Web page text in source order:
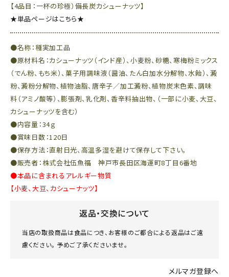
【4品目：一杯の珍極）備長炭カシューナッツ】
★単品ページはこちら★
●名称：種実加工品
●原材料名：カシューナッツ（インド産）、小麦粉、砂糖、寒梅粉ミックス
（でん粉、もち米）、菓子用調味液（醤油、たん白加水分解物、水飴）、澱
粉、澱粉分解物、植物油脂、唐辛子／加工澱粉、植物炭末色素、調味
料（アミノ酸等）、膨張剤、乳化剤、香辛料抽出物、（一部に小麦、大豆、
カシューナッツを含む）
●内容量：34ｇ
●賞味日数：120日
●保存方法：直射日光、高温多湿を避けて保存して下さい。
●販売者：株式会社伍魚福 神戸市長田区海運町8丁目6番地
●本品に含まれるアレルギー物質
【小麦、大豆、カシューナッツ】
返品・交換について
当店の取扱商品は食品につき、お客様のご都合による返品はご遠
慮ください。 予めご了承くださいませ。
メルマガ登録へ